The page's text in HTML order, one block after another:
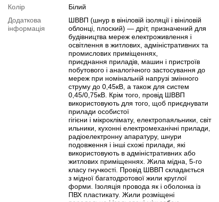
Колір
Білий
Додаткова
інформація
ШВВП (шнур в вініловій ізоляції і вініловій
облонці, плоский) — дріт, призначений для
будівництва мереж електроживлення і
освітлення в житлових, адміністративних та
промислових приміщеннях,
приєднання приладів, машин і пристроїв
побутового і аналогічного застосування до
мереж при номінальній напрузі змінного
струму до 0,45кВ, а також для систем
0,45/0,75кВ. Крім того, провід ШВВП
використовують для того, щоб приєднувати
прилади особистої
гігієни і мікроклімату, електропаяльники, світ
ильники, кухонні електромеханічні прилади,
радіоелектронну апаратуру, шнури
подовження і інші схожі прилади, які
використовують в адміністративних або
житлових приміщеннях. Жила мідна, 5-го
класу гнучкості. Провід ШВВП складається
з мідної багатодротової жили круглої
форми. Ізоляція провода як і оболонка із
ПВХ пластикату. Жили розміщені